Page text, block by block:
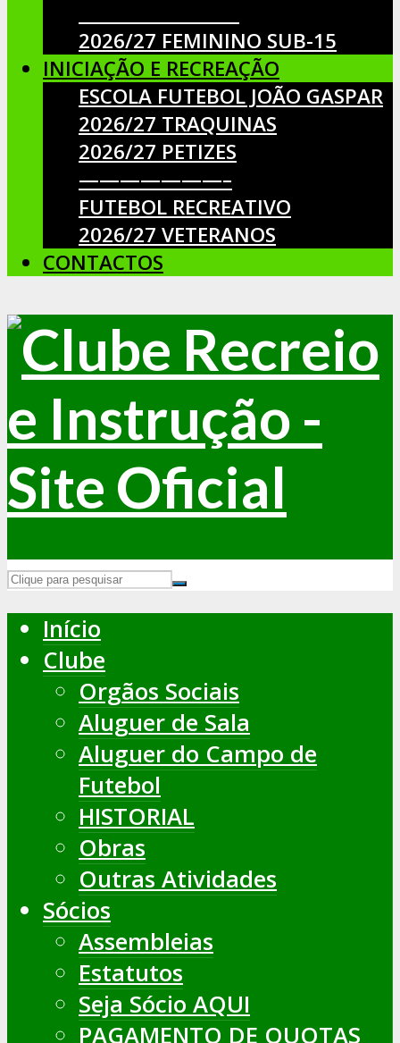
2026/27 FEMININO SUB-15
INICIAÇÃO E RECREAÇÃO
ESCOLA FUTEBOL JOÃO GASPAR
2026/27 TRAQUINAS
2026/27 PETIZES
———————–
FUTEBOL RECREATIVO
2026/27 VETERANOS
CONTACTOS
Início
Clube
Orgãos Sociais
Aluguer de Sala
Aluguer do Campo de
Futebol
HISTORIAL
Obras
Outras Atividades
Sócios
Assembleias
Estatutos
Seja Sócio AQUI
PAGAMENTO DE QUOTAS